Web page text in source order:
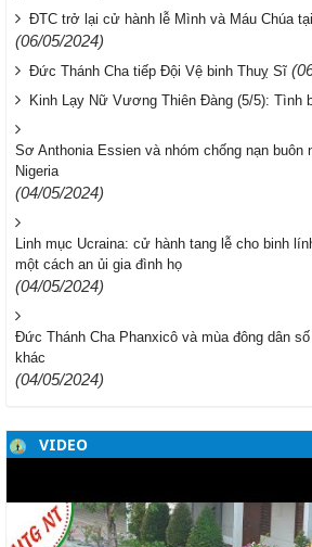
ĐTC trở lại cử hành lễ Mình và Máu Chúa
(06/05/2024)
Đức Thánh Cha tiếp Đội Vệ binh Thuỵ Sĩ
Kinh Lạy Nữ Vương Thiên Đàng (5/5): Tình
Sơ Anthonia Essien và nhóm chống nạn buôn
Nigeria
(04/05/2024)
Linh mục Ucraina: cử hành tang lễ cho binh
một cách an ủi gia đình họ
(04/05/2024)
Đức Thánh Cha Phanxicô và mùa đông dân
khác
(04/05/2024)
VIDEO